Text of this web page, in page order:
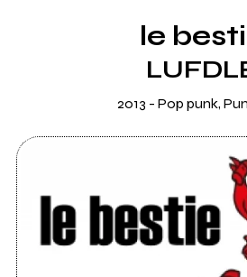
le
2013 - Pop punk,